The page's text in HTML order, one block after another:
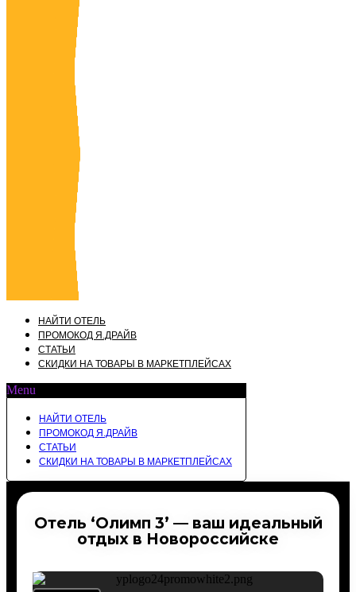
НАЙТИ ОТЕЛЬ
ПРОМОКОД Я.ДРАЙВ
СТАТЬИ
СКИДКИ НА ТОВАРЫ В МАРКЕТПЛЕЙСАХ
Menu
НАЙТИ ОТЕЛЬ
ПРОМОКОД Я.ДРАЙВ
СТАТЬИ
СКИДКИ НА ТОВАРЫ В МАРКЕТПЛЕЙСАХ
Отель ‘Олимп 3’ — ваш идеальный
отдых в Новороссийске